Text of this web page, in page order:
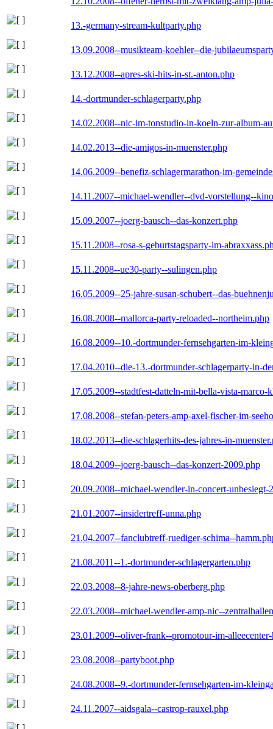
13.-germany-stream-kultparty.php
13.09.2008--musikteam-koehler--die-
13.12.2008--apres-ski-hits-in-st.-anton.php
14.-dortmunder-schlagerparty.php
14.02.2008--nic-im-tonstudio-in-koeln-zur-album-
14.02.2013--die-amigos-in-muenster.php
14.06.2009--benefiz-schlagermarathon-im-
14.11.2007--michael-wendler--dvd-vorstellung--
15.09.2007--joerg-bausch--das-konzert.php
15.11.2008--rosa-s-geburtstagsparty-im-
15.11.2008--ue30-party--sulingen.php
16.05.2009--25-jahre-susan-schubert--das-
16.08.2008--mallorca-party-reloaded--northeim.php
16.08.2009--10.-dortmunder-fernsehgarten-im-
17.04.2010--die-13.-dortmunder-schlagerparty-in-
17.05.2009--stadtfest-datteln-mit-bella-vista-marco-
17.08.2008--stefan-peters-amp-axel-fischer-im-
18.02.2013--die-schlagerhits-des-jahres-in-
18.04.2009--joerg-bausch--das-konzert-2009.php
20.09.2008--michael-wendler-in-concert-unbesiegt-
21.01.2007--insidertreff-unna.php
21.04.2007--fanclubtreff-ruediger-schima--
21.08.2011--1.-dortmunder-schlagergarten.php
22.03.2008--8-jahre-news-oberberg.php
22.03.2008--michael-wendler-amp-nic--
23.01.2009--oliver-frank--promotour-im-
23.08.2008--partyboot.php
24.08.2008--9.-dortmunder-fernsehgarten-im-
24.11.2007--aidsgala--castrop-rauxel.php